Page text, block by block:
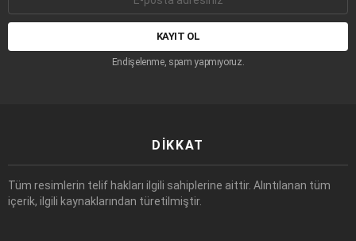
adresi:
Endişelenme, spam yapmıyoruz.
DIKKAT
Tüm resimlerin telif hakları ilgili sahiplerine aittir. Alıntılanan tüm
içerik, ilgili kaynaklarından türetilmiştir.